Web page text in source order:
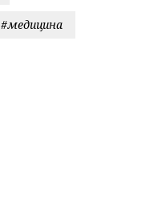
#медицина